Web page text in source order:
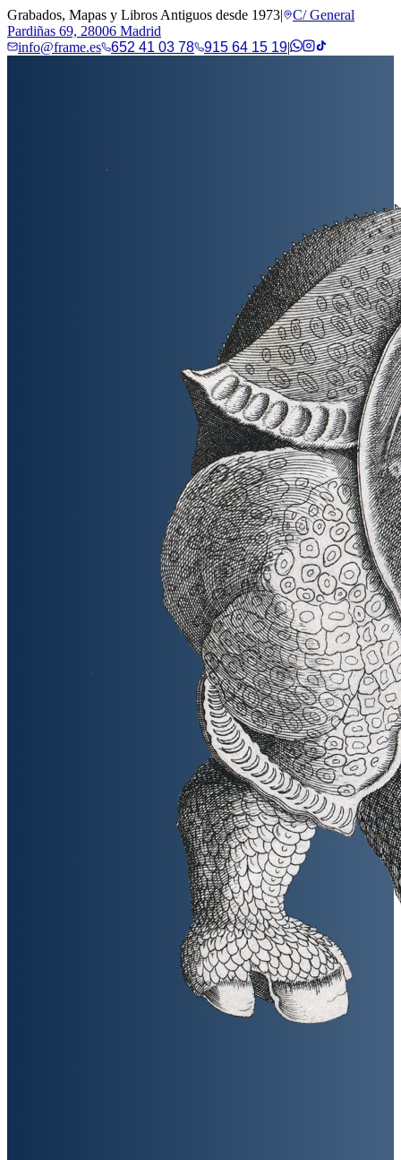
Grabados, Mapas y Libros Antiguos desde 1973|
C/ General
Pardiñas 69, 28006 Madrid
info@frame.es
652 41 03 78 915 64 15 19|